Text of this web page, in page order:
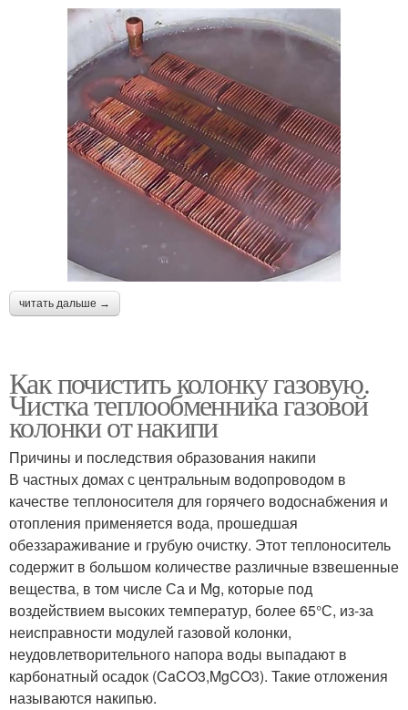
читать дальше →
Как почистить колонку газовую.
Чистка теплообменника газовой
колонки от накипи
Причины и последствия образования накипи
В частных домах с центральным водопроводом в
качестве теплоносителя для горячего водоснабжения и
отопления применяется вода, прошедшая
обеззараживание и грубую очистку. Этот теплоноситель
содержит в большом количестве различные взвешенные
вещества, в том числе Са и Mg, которые под
воздействием высоких температур, более 65°С, из-за
неисправности модулей газовой колонки,
неудовлетворительного напора воды выпадают в
карбонатный осадок (CaCO3,MgCO3). Такие отложения
называются накипью.